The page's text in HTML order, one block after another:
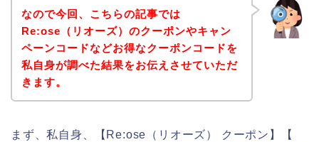
なので今回、こちらの記事では
Re:ose（リオーズ）のクーポンやキャン
ペーンコードなどお得なクーポンコードを
私自身が調べた結果をお伝えさせていただ
きます。
まず、私自身、【Re:ose（リオーズ） クーポン】【